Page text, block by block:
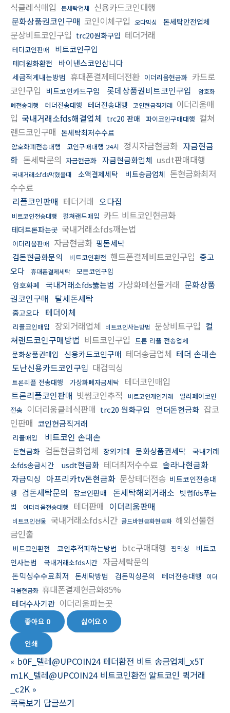
식클레식매입
돈세탁업체
신용카드코인대행
문화상품권코인구매 코인이체구입 오다믹싱 돈세탁안전업체
문상비트코인구입 trc20원화구입 테더거래
테더코인판매 비트코인구입
테더원화환전 바이낸스코인삽니다
세금적게내는방법 휴대폰결제테더전환 이더리움현금화 카드로
코인구입
비트코인카드구입 롯데상품권비트코인구입
암호화
폐전송대행
테더전송대행 테더전송대행 코인현금직거래 이더리움매
입 국내거래소fds해결업체 trc20 판매 파이코인구매대행 컬쳐
랜드코인구매 돈세탁최저수수료
암호화폐전송대행 코인구매대행 24시 정치자금현금화 자금현금
화 돈세탁문의 자금현금화 자금현금화업체 usdt판매대행
국내거래소fds막혔을때 소액결제세탁 비트송금업체 돈현금화최저
수수료
리플코인판매 테더거래 오다집
비트코인전송대행 컬쳐랜드매입 카드 비트코인현금화
테더트론파는곳 국내거래소fds깨는법
이더리움판매 자금현금화 핑돈세탁
검돈현금화문의
비트코인환전 핸드폰결제비트코인구입 중고
오다
휴대폰결제세탁 모든코인구입
암호화폐 국내거래소fds뚫는법 가상화폐선물거래 문화상품
권코인구매
탈세돈세탁
중고오다 테더이체
리플코인매입 장외거래업체 비트코인사는방법 문상비트구입 컬
쳐랜드코인구매방법 비트코인구입 트론 리플 전송업체
문화상품권매입 신용카드코인구매 테더송금업체 테더 손대손
도난신용카드코인구입 대검믹싱
트론리플 전송대행 가상화폐자금세탁 테더코인매입
트론리플코인판매 빗썸코인추적 비트코인개인거래
알리페이코인
전송 이더리움클레식판매 trc20 원화구입 언더돈현금화 잡코
인판매 코인현금직거래
리플매입 비트코인 손대손
돈현금화 검돈현금화업체 장외거래 문화상품권세탁
국내거래
소fds송금시간
usdt현금화 테더최저수수료 솔라나현금화
자금믹싱 아프리카tv돈현금화 문상테더전송 비트코인전송대
행 검돈세탁문의 잡코인판매 돈세탁해외거래소 빗썸fds푸는
법
이더리움전송대행 테더판매 이더리움판매
비트코인선물 국내거래소fds시간 골드바현금화현금화 해외선물현
금인출
비트코인환전 코인추적피하는방법 btc구매대행 핑믹싱
비트코
인사는법
국내거래소fds시간 자금세탁문의
돈믹싱수수료최저 돈세탁방법 검돈믹싱문의 테더전송대행
이더
리움현금화 휴대폰결제현금화85%
테더수사기관 이더리움파는곳
좋아요 0 싫어요 0
인쇄
« b0F_텔레@UPCOIN24 테더환전 비트 송금업체_x5T
m1K_텔레@UPCOIN24 비트코인환전 알트코인 퀵거래
_c2K »
목록보기 답글쓰기